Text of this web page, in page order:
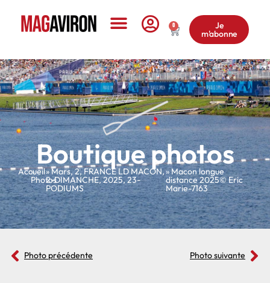
0 Je
m'abonne
Boutique photos
Accueil
»
Photos
»Mars,2,FRANCE LD MACON,
2-DIMANCHE,2025,23-
PODIUMS
» Macon longue
distance 2025© Eric
Marie-7163
Photo précédente Photo suivante